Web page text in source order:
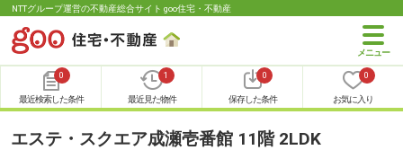
NTTグループ運営の不動産総合サイト goo住宅・不動産
0
最近検索した条件
1
最近見た物件
0
保存した条件
0
お気に入り
エステ・スクエア成瀬壱番館 11階 2LDK